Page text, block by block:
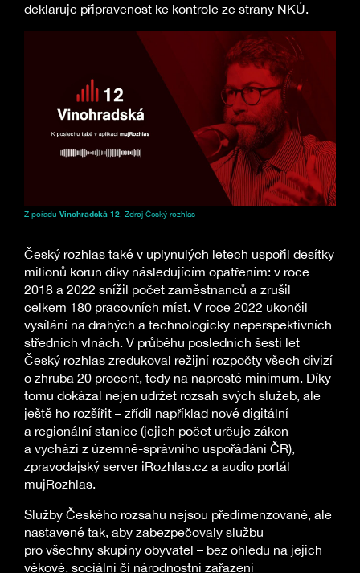
deklaruje připravenost ke kontrole ze strany NKÚ.
Z pořadu Vinohradská 12 . Zdroj Český rozhlas
Český rozhlas také v uplynulých letech uspořil desítky
milionů korun díky následujícím opatřením: v roce
2018 a 2022 snížil počet zaměstnanců a zrušil
celkem 180 pracovních míst. V roce 2022 ukončil
vysílání na drahých a technologicky neperspektivních
středních vlnách. V průběhu posledních šesti let
Český rozhlas zredukoval režijní rozpočty všech divizí
o zhruba 20 procent, tedy na naprosté minimum. Díky
tomu dokázal nejen udržet rozsah svých služeb, ale
ještě ho rozšířit – zřídil například nové digitální
a regionální stanice (jejich počet určuje zákon
a vychází z územně-správního uspořádání ČR),
zpravodajský server iRozhlas.cz a audio portál
mujRozhlas.
Služby Českého rozsahu nejsou předimenzované, ale
nastavené tak, aby zabezpečovaly službu
pro všechny skupiny obyvatel – bez ohledu na jejich
věkové, sociální či národnostní zařazení